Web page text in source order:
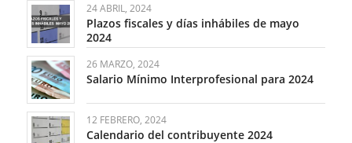
24 ABRIL, 2024
Plazos fiscales y días inhábiles de mayo
2024
26 MARZO, 2024
Salario Mínimo Interprofesional para 2024
12 FEBRERO, 2024
Calendario del contribuyente 2024